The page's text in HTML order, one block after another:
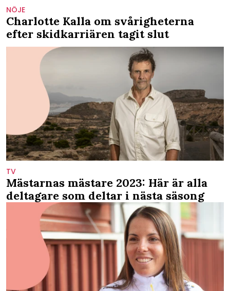
NÖJE
Charlotte Kalla om svårigheterna
efter skidkarriären tagit slut
TV
Mästarnas mästare 2023: Här är alla
deltagare som deltar i nästa säsong